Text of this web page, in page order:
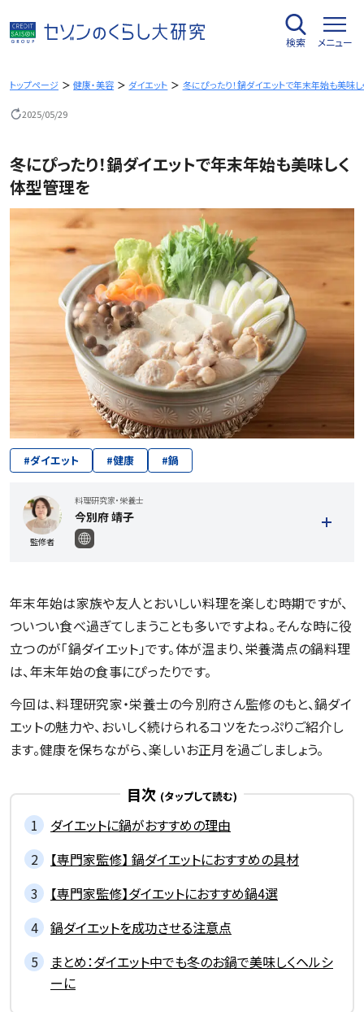
容
を
キ
検索 メニュー
トップページ 健康・美容 ダイエット 冬にぴったり！鍋ダイエットで年末年始も美味
2025/05/29
冬にぴったり！鍋ダイエットで年末年始も美味しく
体型管理を
#ダイエット #健康 #鍋
監修者
料理研究家・栄養士
今別府 靖子
記事一覧を見る
年末年始は家族や友人とおいしい料理を楽しむ時期ですが、
ついつい食べ過ぎてしまうことも多いですよね。そんな時に役
立つのが「鍋ダイエット」です。体が温まり、栄養満点の鍋料理
は、年末年始の食事にぴったりです。
今回は、料理研究家・栄養士の今別府さん監修のもと、鍋ダイ
エットの魅力や、おいしく続けられるコツをたっぷりご紹介し
ます。健康を保ちながら、楽しいお正月を過ごしましょう。
目次
ダイエットに鍋がおすすめの理由
【専門家監修】 鍋ダイエットにおすすめの具材
【専門家監修】ダイエットにおすすめ鍋4選
鍋ダイエットを成功させる注意点
まとめ：ダイエット中でも冬のお鍋で美味しくヘルシ
ーに